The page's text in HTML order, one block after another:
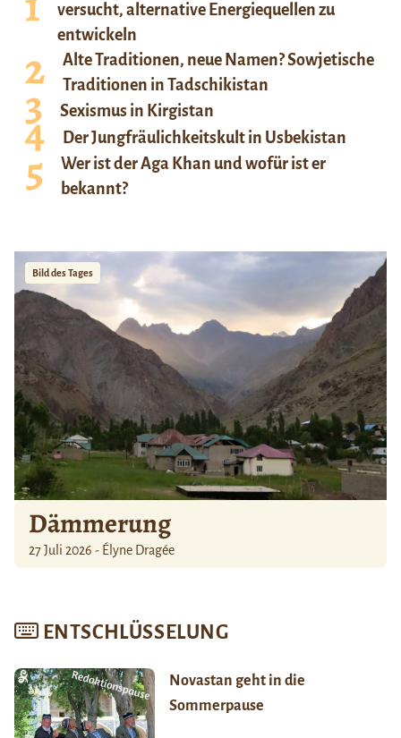
versucht, alternative Energiequellen zu
entwickeln
Alte Traditionen, neue Namen? Sowjetische
Traditionen in Tadschikistan
Sexismus in Kirgistan
Der Jungfräulichkeitskult in Usbekistan
Wer ist der Aga Khan und wofür ist er
bekannt?
Bild des Tages
Dämmerung
27 Juli 2026 - Élyne Dragée
ENTSCHLÜSSELUNG
Novastan geht in die
Sommerpause